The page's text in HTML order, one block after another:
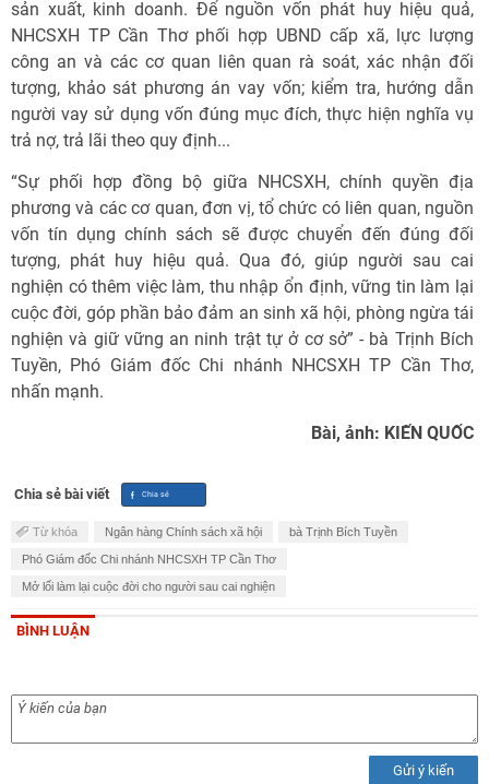
sản xuất, kinh doanh. Để nguồn vốn phát huy hiệu quả,
NHCSXH TP Cần Thơ phối hợp UBND cấp xã, lực lượng
công an và các cơ quan liên quan rà soát, xác nhận đối
tượng, khảo sát phương án vay vốn; kiểm tra, hướng dẫn
người vay sử dụng vốn đúng mục đích, thực hiện nghĩa vụ
trả nợ, trả lãi theo quy định...
“Sự phối hợp đồng bộ giữa NHCSXH, chính quyền địa
phương và các cơ quan, đơn vị, tổ chức có liên quan, nguồn
vốn tín dụng chính sách sẽ được chuyển đến đúng đối
tượng, phát huy hiệu quả. Qua đó, giúp người sau cai
nghiện có thêm việc làm, thu nhập ổn định, vững tin làm lại
cuộc đời, góp phần bảo đảm an sinh xã hội, phòng ngừa tái
nghiện và giữ vững an ninh trật tự ở cơ sở” - bà Trịnh Bích
Tuyền, Phó Giám đốc Chi nhánh NHCSXH TP Cần Thơ,
nhấn mạnh.
Bài, ảnh: KIẾN QUỐC
Chia sẻ bài viết
Từ khóa Ngân hàng Chính sách xã hội bà Trịnh Bích Tuyền
Phó Giám đốc Chi nhánh NHCSXH TP Cần Thơ
Mở lối làm lại cuộc đời cho người sau cai nghiện
BÌNH LUẬN
Gửi ý kiến